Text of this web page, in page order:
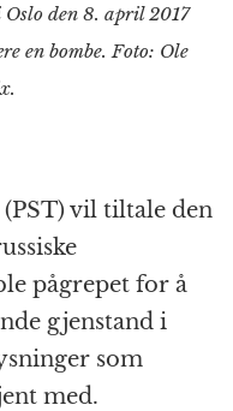
n
t
ai
l
den 8. april 2017
en bombe. Foto: Ole
vil tiltale den
pågrepet for å
gjenstand i
som
med.